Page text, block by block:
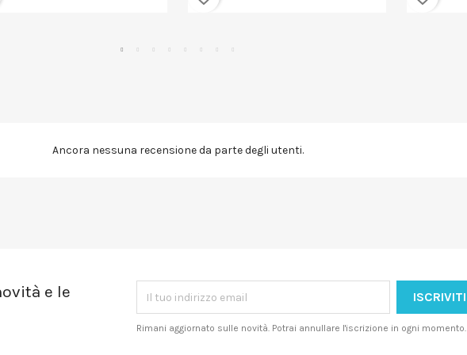
Ancora nessuna recensione da parte degli utenti.
e le
Rimani aggiornato sulle novità. Potrai annullare l'iscrizione in ogni momento.